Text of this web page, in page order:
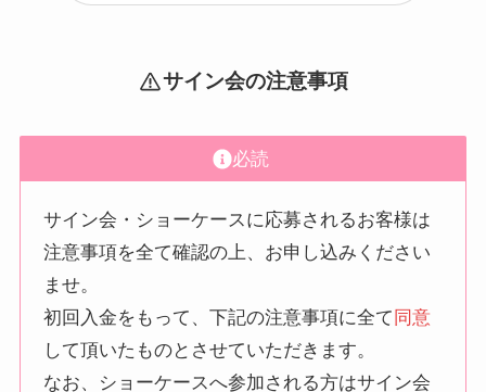
サイン会の注意事項
必読
サイン会・ショーケースに応募されるお客様は
注意事項を全て確認の上、お申し込みください
ませ。
初回入金をもって、下記の注意事項に全て 同意
して頂いたものとさせていただきます。
なお、ショーケースへ参加される方はサイン会